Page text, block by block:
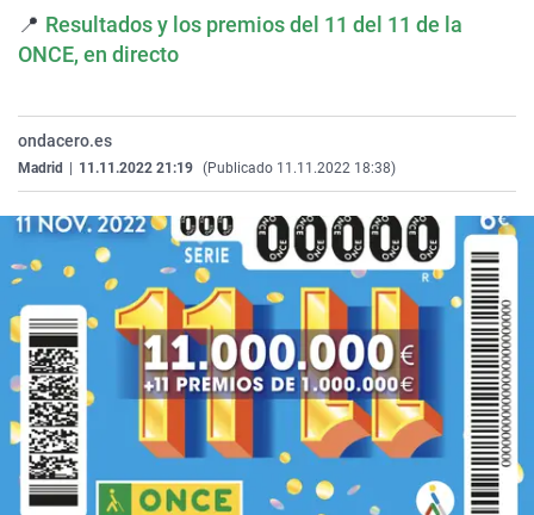
La rosa de los vientos
Caso
Extremadura
País Vasco
Virales
📍 Resultados y los premios del 11 del 11 de la
ONCE, en directo
ondacero.es
Madrid 11.11.2022 21:19 (Publicado 11.11.2022 18:38)